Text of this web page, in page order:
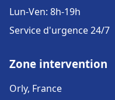
Lun-Ven: 8h-19h
Service d'urgence 24/7
Zone intervention
Orly, France